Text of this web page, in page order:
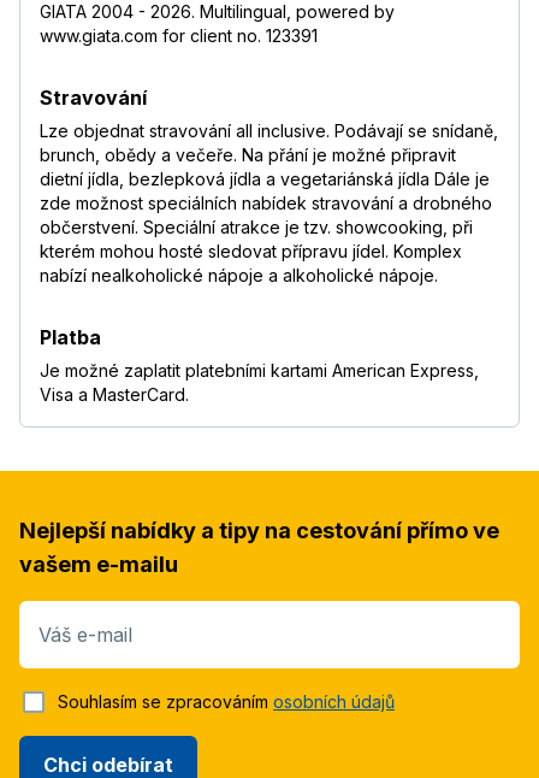
GIATA 2004 - 2026. Multilingual, powered by
www.giata.com for client no. 123391
Stravování
Lze objednat stravování all inclusive. Podávají se snídaně,
brunch, obědy a večeře. Na přání je možné připravit
dietní jídla, bezlepková jídla a vegetariánská jídla Dále je
zde možnost speciálních nabídek stravování a drobného
občerstvení. Speciální atrakce je tzv. showcooking, při
kterém mohou hosté sledovat přípravu jídel. Komplex
nabízí nealkoholické nápoje a alkoholické nápoje.
Platba
Je možné zaplatit platebními kartami American Express,
Visa a MasterCard.
Nejlepší nabídky a tipy na cestování přímo ve
vašem e-mailu
Váš e-mail
Chci odebírat
Souhlasím se zpracováním osobních údajů